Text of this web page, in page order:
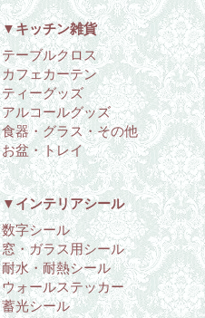
▼キッチン雑貨
テーブルクロス
カフェカーテン
ティーグッズ
アルコールグッズ
食器・グラス・その他
お盆・トレイ
▼インテリアシール
数字シール
窓・ガラス用シール
耐水・耐熱シール
ウォールステッカー
蓄光シール